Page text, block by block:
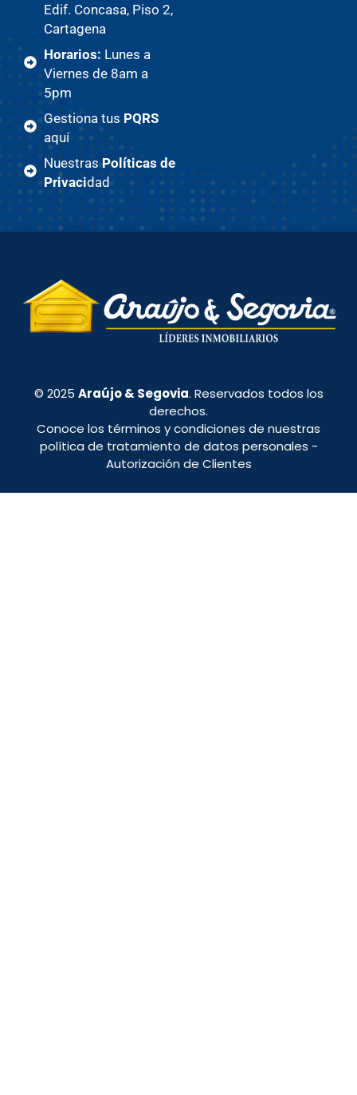
Edif. Concasa, Piso 2,
Cartagena
Horarios: Lunes a
Viernes de 8am a
5pm
Gestiona tus PQRS
aquí
NuestrasPolíticas de
Privacidad
© 2025 Araújo & Segovia. Reservados todos los
derechos.
Conoce los términos y condiciones de nuestras
política de tratamiento de datos personales -
Autorización de Clientes